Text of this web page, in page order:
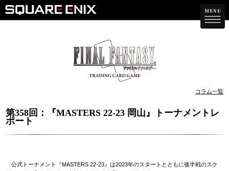
コラム一覧
第358回：『MASTERS 22-23 岡山』トーナメントレ
ポート
公式トーナメント『MASTERS 22-23』は2023年のスタートとともに後半戦のスケ